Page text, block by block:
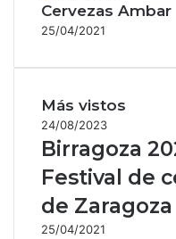
Cervezas Ambar
25/04/2021
Más vistos
24/08/2023
Birragoza
Festival de
de Zaragoza
25/04/2021